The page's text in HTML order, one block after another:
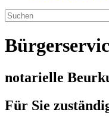
notarielle
Für Sie